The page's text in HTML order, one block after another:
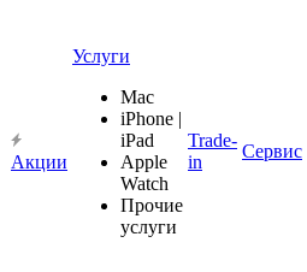
Акции
Услуги
Mac
iPhone |
iPad
Apple
Watch
Прочие
услуги
Trade-
in
Сервис